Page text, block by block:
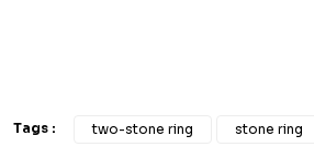
Tags : two-stone ring stone ring